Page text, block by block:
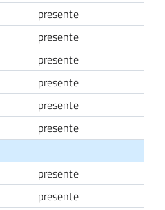
presente
presente
presente
presente
presente
presente
presente
presente